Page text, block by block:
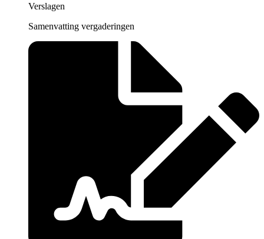
Verslagen
Samenvatting vergaderingen